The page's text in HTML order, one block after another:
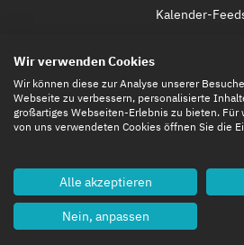
Kalender-
Eintrittskarten
Wir verwenden Cookies
Wir können diese zur Analyse unserer
Webseite zu verbessern, personalisierte
großartiges Webseiten-Erlebnis zu bieten.
von uns verwendeten Cookies öffnen Sie die
Alle akzeptieren
Nein, anpassen